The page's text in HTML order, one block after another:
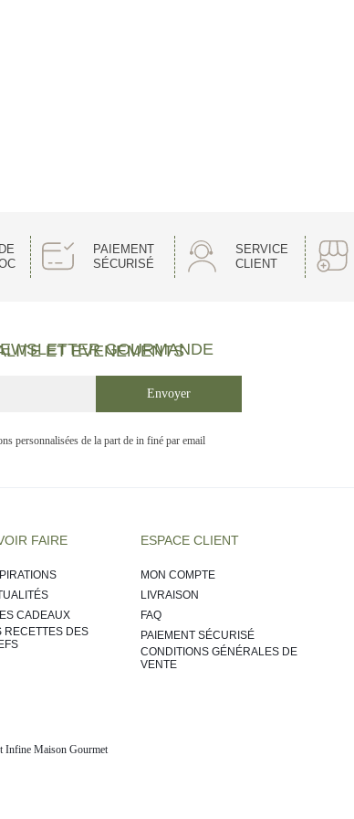
PAIEMENT
SÉCURISÉ
SERVICE
CLIENT
GOURMANDE
ET EVENEMENTS
personnalisées de la part de in finé par email
FAIRE
CADEAUX
RECETTES DES
ESPACE CLIENT
MON COMPTE
LIVRAISON
FAQ
PAIEMENT SÉCURISÉ
CONDITIONS GÉNÉRALES DE
VENTE
Infine Maison Gourmet